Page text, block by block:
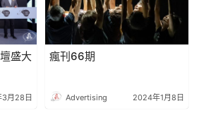
盛大
月28日
瘋刊66期
Advertising 2024年1月8日